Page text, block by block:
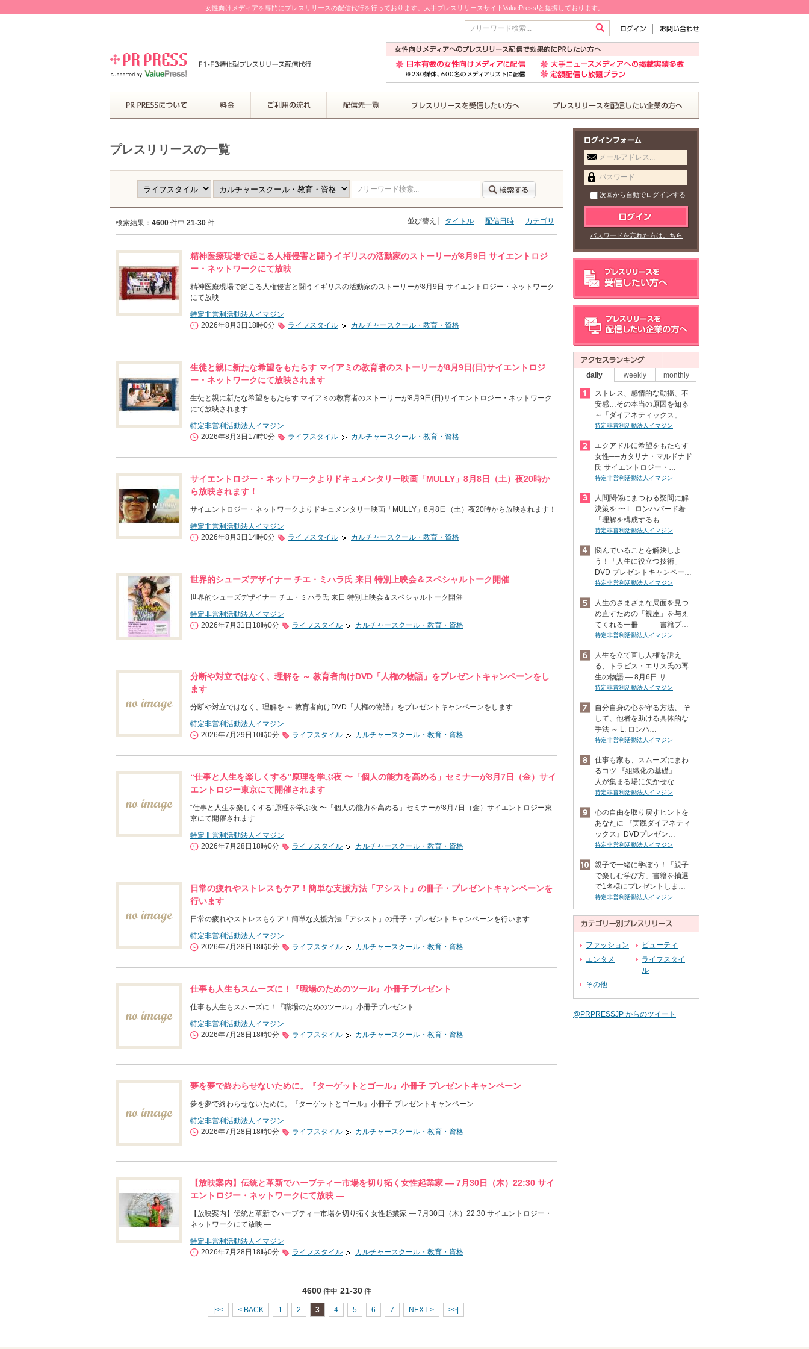
女性向けメディアを専門にプレスリリースの配信代行を行っております。大手プレスリリースサイトValuePress!と提携しております。
フリーワード検索...
プレスリリースの一覧
フリーワード検索...
検索結果： 4600 件中 21-30 件 並び替え タイトル 配信日時 カテゴリ
精神医療現場で起こる人権侵害と闘うイギリスの活動家のストーリーが8月9日 サイエントロジ
ー・ネットワークにて放映
精神医療現場で起こる人権侵害と闘うイギリスの活動家のストーリーが8月9日 サイエントロジー・ネットワーク
にて放映
特定非営利活動法人イマジン
2026年8月3日18時0分
ライフスタイル カルチャースクール・教育・資格
生徒と親に新たな希望をもたらす マイアミの教育者のストーリーが8月9日(日)サイエントロジ
ー・ネットワークにて放映されます
生徒と親に新たな希望をもたらす マイアミの教育者のストーリーが8月9日(日)サイエントロジー・ネットワーク
にて放映されます
特定非営利活動法人イマジン
2026年8月3日17時0分
ライフスタイル カルチャースクール・教育・資格
サイエントロジー・ネットワークよりドキュメンタリー映画「MULLY」8月8日（土）夜20時か
ら放映されます！
サイエントロジー・ネットワークよりドキュメンタリー映画「MULLY」8月8日（土）夜20時から放映されます！
特定非営利活動法人イマジン
2026年8月3日14時0分
ライフスタイル カルチャースクール・教育・資格
世界的シューズデザイナー チエ・ミハラ氏 来日 特別上映会＆スペシャルトーク開催
世界的シューズデザイナー チエ・ミハラ氏 来日 特別上映会＆スペシャルトーク開催
特定非営利活動法人イマジン
2026年7月31日18時0分
ライフスタイル カルチャースクール・教育・資格
分断や対立ではなく、理解を ～ 教育者向けDVD「人権の物語」をプレゼントキャンペーンをし
ます
分断や対立ではなく、理解を ～ 教育者向けDVD「人権の物語」をプレゼントキャンペーンをします
特定非営利活動法人イマジン
2026年7月29日10時0分
ライフスタイル カルチャースクール・教育・資格
“仕事と人生を楽しくする”原理を学ぶ夜 〜「個人の能力を高める」セミナーが8月7日（金）サイ
エントロジー東京にて開催されます
“仕事と人生を楽しくする”原理を学ぶ夜 〜「個人の能力を高める」セミナーが8月7日（金）サイエントロジー東
京にて開催されます
特定非営利活動法人イマジン
2026年7月28日18時0分
ライフスタイル カルチャースクール・教育・資格
日常の疲れやストレスもケア！簡単な支援方法「アシスト」の冊子・プレゼントキャンペーンを
行います
日常の疲れやストレスもケア！簡単な支援方法「アシスト」の冊子・プレゼントキャンペーンを行います
特定非営利活動法人イマジン
2026年7月28日18時0分
ライフスタイル カルチャースクール・教育・資格
仕事も人生もスムーズに！『職場のためのツール』小冊子プレゼント
仕事も人生もスムーズに！『職場のためのツール』小冊子プレゼント
特定非営利活動法人イマジン
2026年7月28日18時0分
ライフスタイル カルチャースクール・教育・資格
夢を夢で終わらせないために。『ターゲットとゴール』小冊子 プレゼントキャンペーン
夢を夢で終わらせないために。『ターゲットとゴール』小冊子 プレゼントキャンペーン
特定非営利活動法人イマジン
2026年7月28日18時0分
ライフスタイル カルチャースクール・教育・資格
【放映案内】伝統と革新でハーブティー市場を切り拓く女性起業家 ― 7月30日（木）22:30 サイ
エントロジー・ネットワークにて放映 ―
【放映案内】伝統と革新でハーブティー市場を切り拓く女性起業家 ― 7月30日（木）22:30 サイエントロジー・
ネットワークにて放映 ―
特定非営利活動法人イマジン
2026年7月28日18時0分
ライフスタイル カルチャースクール・教育・資格
4600件中 21-30件
|<< < BACK 1 2 3 4 5 6 7 NEXT > >>|
メールアドレス...
パスワード...
次回から自動でログインする
パスワードを忘れた方はこちら
daily weekly monthly
ストレス、感情的な動揺、不
安感…その本当の原因を知る
～「ダイアネティックス」…
特定非営利活動法人イマジン
エクアドルに希望をもたらす
女性──カタリナ・マルドナド
氏 サイエントロジー・…
特定非営利活動法人イマジン
人間関係にまつわる疑問に解
決策を 〜 L. ロンハバード著
「理解を構成するも…
特定非営利活動法人イマジン
悩んでいることを解決しよ
う！「人生に役立つ技術」
DVD プレゼントキャンペー…
特定非営利活動法人イマジン
人生のさまざまな局面を見つ
め直すための「視座」を与え
てくれる一冊 － 書籍プ…
特定非営利活動法人イマジン
人生を立て直し人権を訴え
る、トラビス・エリス氏の再
生の物語 ― 8月6日 サ…
特定非営利活動法人イマジン
自分自身の心を守る方法、 そ
して、他者を助ける具体的な
手法 ～ L. ロンハ…
特定非営利活動法人イマジン
仕事も家も、スムーズにまわ
るコツ 『組織化の基礎』――
人が集まる場に欠かせな…
特定非営利活動法人イマジン
心の自由を取り戻すヒントを
あなたに 『実践ダイアネティ
ックス』DVDプレゼン…
特定非営利活動法人イマジン
親子で一緒に学ぼう！「親子
で楽しむ学び方」書籍を抽選
で1名様にプレゼントしま…
特定非営利活動法人イマジン
ファッション
ビューティ
エンタメ
ライフスタイ
ル
その他
@PRPRESSJP からのツイート